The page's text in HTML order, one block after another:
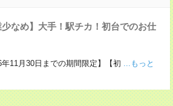
なめ】大手！駅チカ！初台でのお仕
年11月30日までの期間限定】【初 ...もっと